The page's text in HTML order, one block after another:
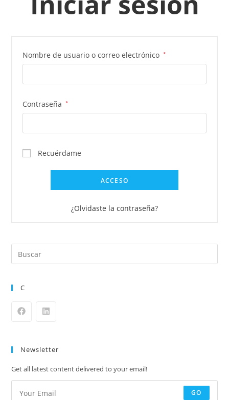
Nombre de usuario o correo electrónico *
Contraseña *
Recuérdame
ACCESO
¿Olvidaste la contraseña?
C
Newsletter
Get all latest content delivered to your email!
GO